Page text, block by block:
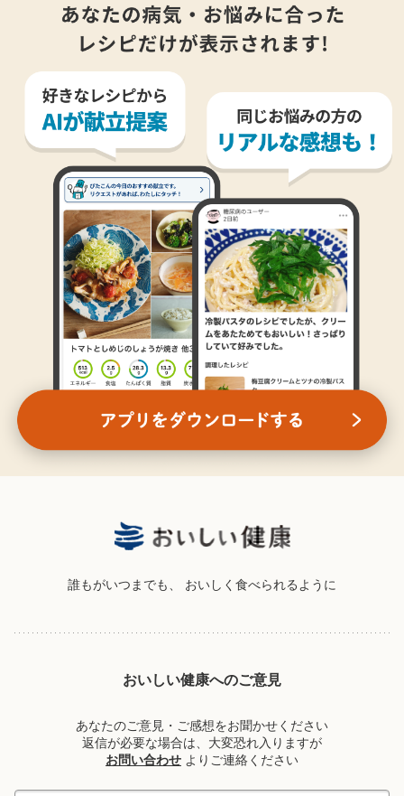
誰もがいつまでも、 おいしく食べられるように
おいしい健康へのご意見
あなたのご意見・ご感想をお聞かせください
返信が必要な場合は、大変恐れ入りますが
お問い合わせ よりご連絡ください